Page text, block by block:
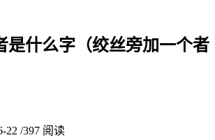
是什么字（绞丝旁加一个者
22 /397 阅读